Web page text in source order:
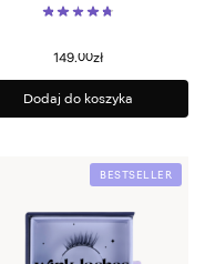
149.00zł
Dodaj do koszyka
BESTSELLER